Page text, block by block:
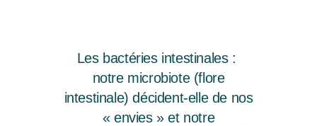
Les bactéries intestinales :
notre microbiote (flore
intestinale) décident-elle de nos
« envies » et notre